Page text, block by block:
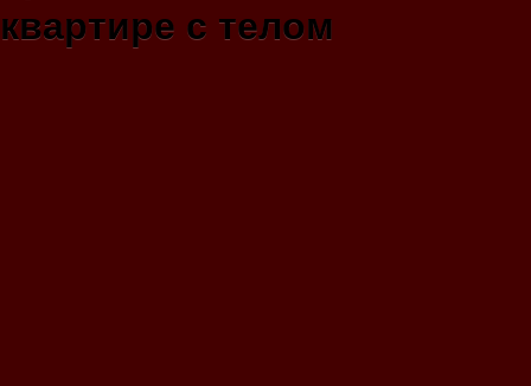
квартире с телом